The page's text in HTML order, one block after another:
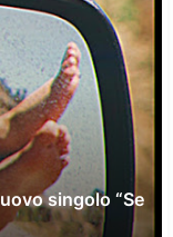
singolo “Se